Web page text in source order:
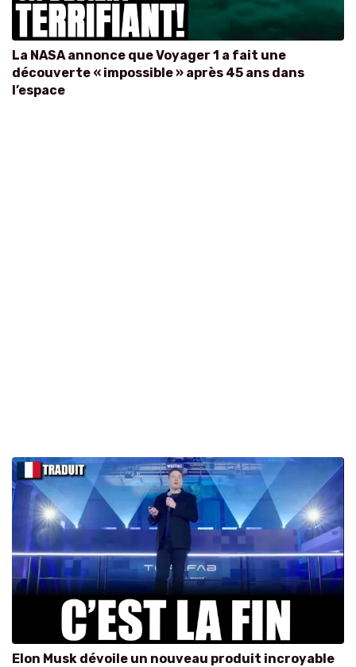
La NASA annonce que Voyager 1 a fait une
découverte « impossible » après 45 ans dans
l’espace
Elon Musk dévoile un nouveau produit incroyable